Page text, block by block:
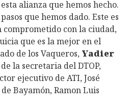
alianza que hemos hecho.
que hemos dado. Este es
comprometido con la ciudad,
que es la mejor en el
de los Vaqueros, Yadier
la secretaria del DTOP,
ejecutivo de ATI, José
Bayamón, Ramon Luis